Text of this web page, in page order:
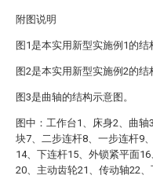
附图说明
图1是本实用新型实施例1的结
图2是本实用新型实施例2的结
图3是曲轴的结构示意图。
图中：工作台1、床身2、曲
块7、二步连杆8、一步连杆9
14、下连杆15、外锁紧平面
20、主动齿轮21、传动轴22